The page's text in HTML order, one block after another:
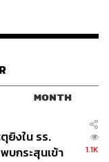
MONTH
ยิงใน รร.
บกระสุนเข้า
1.1K